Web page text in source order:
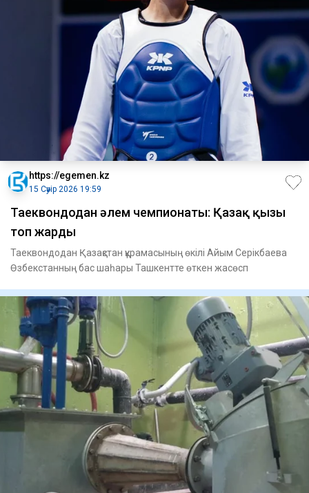
https://egemen.kz
15 Сәуір 2026 19:59
Таеквондодан әлем чемпионаты: Қазақ қызы
топ жарды
Таеквондодан Қазақстан құрамасының өкілі Айым Серікбаева
Өзбекстанның бас шаһары Ташкентте өткен жасөсп